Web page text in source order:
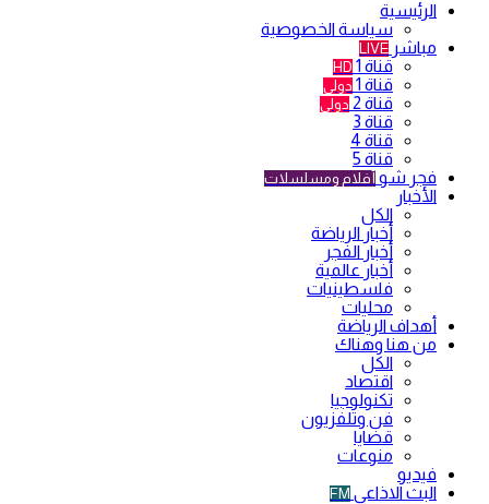
الرئيسية
سياسة الخصوصية
مباشر LIVE
قناة 1 HD
قناة 1 دولي
قناة 2 دولي
قناة 3
قناة 4
قناة 5
فجر شو أفلام ومسلسلات
الأخبار
الكل
أخبار الرياضة
أخبار الفجر
أخبار عالمية
فلسطينيات
محليات
أهداف الرياضة
من هنا وهناك
الكل
اقتصاد
تكنولوجيا
فن وتلفزيون
قضايا
منوعات
فيديو
البث الاذاعي FM